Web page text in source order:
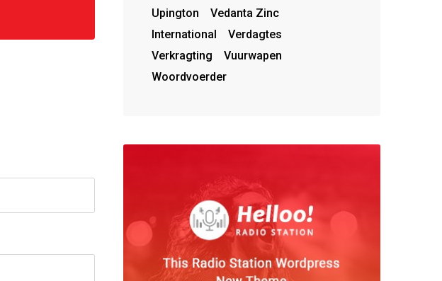
Upington
Vedanta Zinc
International
Verdagtes
Verkragting
Vuurwapen
Woordvoerder